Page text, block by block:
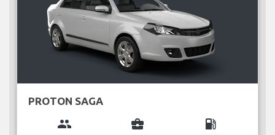
PROTON SAGA
group business_center local_gas_station